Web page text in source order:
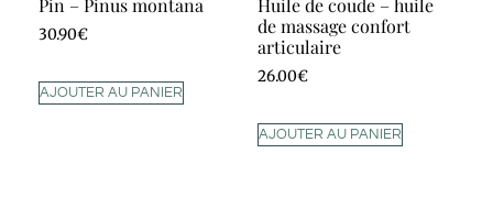
Pin – Pinus montana
30.90€
AJOUTER AU PANIER
Huile de coude – huile
de massage confort
articulaire
26.00€
AJOUTER AU PANIER